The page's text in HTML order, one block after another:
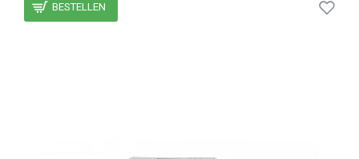
BESTELLEN